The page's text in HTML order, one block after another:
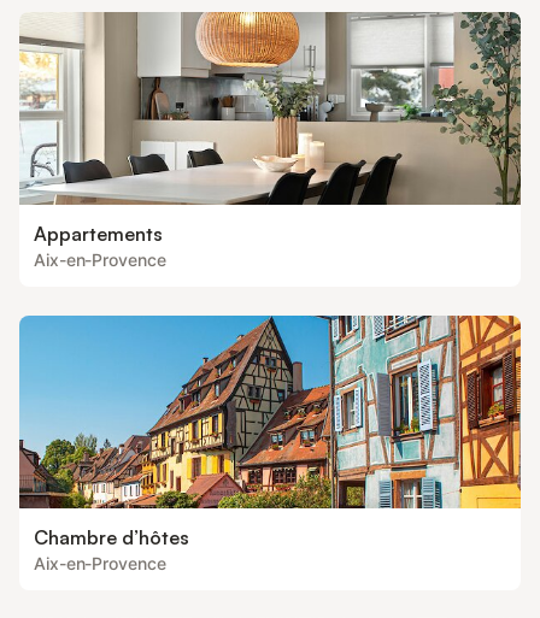
Appartements
Aix-en-Provence
Chambre d’hôtes
Aix-en-Provence